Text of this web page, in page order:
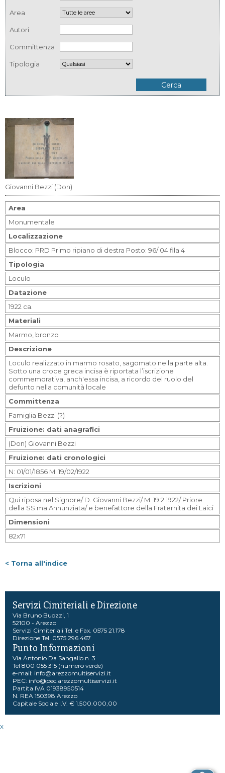
Area
Autori
Committenza
Tipologia
Giovanni Bezzi (Don)
Area
Monumentale
Localizzazione
Blocco: PRD Primo ripiano di destra Posto: 96/ 04 fila 4
Tipologia
Loculo
Datazione
1922 ca.
Materiali
Marmo, bronzo
Descrizione
Loculo realizzato in marmo rosato, sagomato nella parte alta.
Sotto una croce greca incisa è riportata l’iscrizione
commemorativa, anch'essa incisa, a ricordo del ruolo del
defunto nella comunità locale
Committenza
Famiglia Bezzi (?)
Fruizione: dati anagrafici
(Don) Giovanni Bezzi
Fruizione: dati cronologici
N: 01/01/1856 M: 19/02/1922
Iscrizioni
Qui riposa nel Signore/ D. Giovanni Bezzi/ M. 19.2.1922/ Priore
della SS.ma Annunziata/ e benefattore della Fraternita dei Laici
Dimensioni
82x71
< Torna all'indice
Servizi Cimiteriali e Direzione
Via Bruno Buozzi, 1
52100 - Arezzo
Servizi Cimiteriali Tel. e Fax. 0575 21.178
Direzione Tel. 0575 296.467
Punto Informazioni
Via Antonio Da Sangallo n. 3
Tel 800 055 315 (numero verde)
e-mail: info@arezzomultiservizi.it
PEC: info@pec.arezzomultiservizi.it
Partita IVA 01938950514
N. REA 150398 Arezzo
Capitale Sociale I.V. € 1.500.000,00
x